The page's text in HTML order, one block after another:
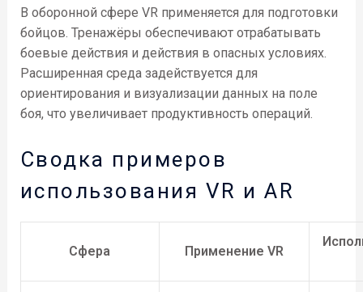
В оборонной сфере VR применяется для подготовки
бойцов. Тренажёры обеспечивают отрабатывать
боевые действия и действия в опасных условиях.
Расширенная среда задействуется для
ориентирования и визуализации данных на поле
боя, что увеличивает продуктивность операций.
Сводка примеров
использования VR и AR
Сфера Применение VR